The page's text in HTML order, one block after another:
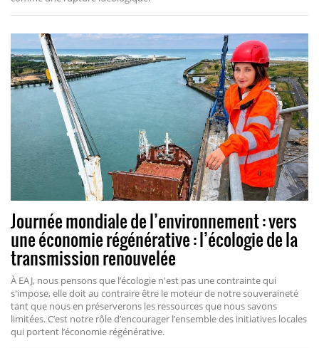
Journée mondiale de l’environnement : vers
une économie régénérative : l’écologie de la
transmission renouvelée
À EAJ, nous pensons que l’écologie n'est pas une contrainte qui
s'impose, elle doit au contraire être le moteur de notre souveraineté
tant que nous en préserverons les ressources que nous savons
limitées. C’est notre rôle d’encourager l’ensemble des initiatives locales
qui portent l’économie régénérative.